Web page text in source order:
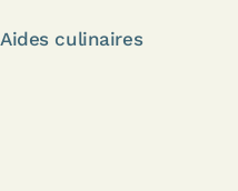
Aides culinaires